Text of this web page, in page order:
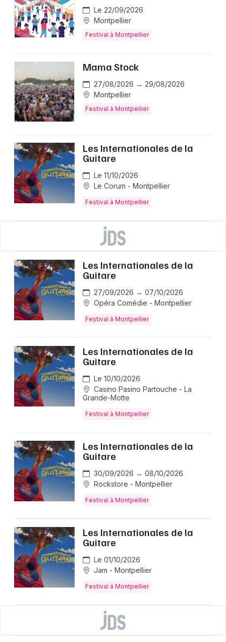
Le 22/09/2026
Montpellier
Festival à Montpellier
Mama Stock
27/08/2026 → 29/08/2026
Montpellier
Festival à Montpellier
Les Internationales de la
Guitare
Le 11/10/2026
Le Corum - Montpellier
Festival à Montpellier
Les Internationales de la
Guitare
27/09/2026 → 07/10/2026
Opéra Comédie - Montpellier
Festival à Montpellier
Les Internationales de la
Guitare
Le 10/10/2026
Casino Pasino Partouche - La
Grande-Motte
Festival à Montpellier
Les Internationales de la
Guitare
30/09/2026 → 08/10/2026
Rockstore - Montpellier
Festival à Montpellier
Les Internationales de la
Guitare
Le 01/10/2026
Jam - Montpellier
Festival à Montpellier